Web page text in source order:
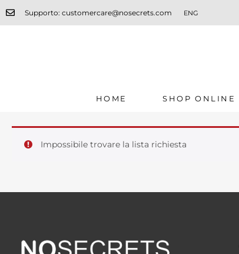
Supporto: customercare@nosecrets.com ENG
HOME SHOP ONLINE
Impossibile trovare la lista richiesta